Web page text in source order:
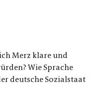
Merz klare und
Wie Sprache
deutsche Sozialstaat